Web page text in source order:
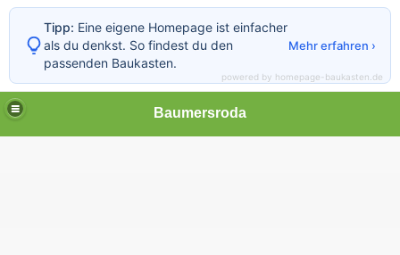
Baumersroda
Tipp: Eine eigene Homepage ist einfacher
als du denkst. So findest du den
passenden Baukasten.
Mehr erfahren ›
powered by homepage-baukasten.de